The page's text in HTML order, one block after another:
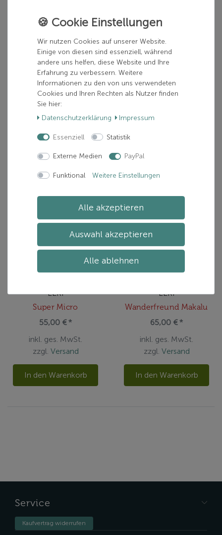
LEKI
Skytera FX Carbon SL 110-130cm
185,00 € *
zzgl. Versand
In den Warenkorb
LEKI
In den Warenkorb
LEKI
Super Micro
55,00 € *
inkl. ges. MwSt.
zzgl. Versand
In den Warenkorb
LEKI
Wanderfreund Makalu
65,00 € *
inkl. ges. MwSt.
zzgl. Versand
In den Warenkorb
Service
Kaufvertrag widerrufen
Wir nutzen Cookies auf unserer Website.
Einige von diesen sind essenziell, während
andere uns helfen, diese Website und Ihre
Erfahrung zu verbessern. Weitere
Informationen zu den von uns verwendeten
Cookies und Ihren Rechten als Nutzer finden
Sie hier:
Daten­schutz­erklärung
Impressum
Essenziell Statistik
Externe Medien PayPal
Funktional Weitere Einstellungen
Alle akzeptieren
Auswahl akzeptieren
Alle ablehnen